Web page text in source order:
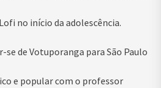
no início da adolescência.
se de Votuporanga para São Paulo
e popular com o professor